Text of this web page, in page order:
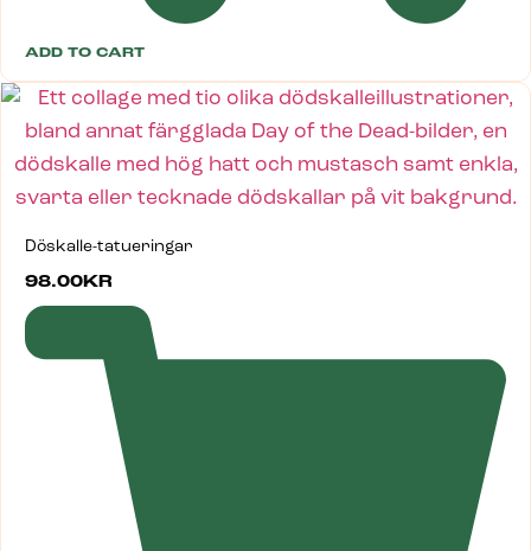
ADD TO CART
Döskalle-tatueringar
98.00 KR